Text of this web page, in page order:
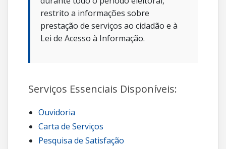
restrito a informações sobre
prestação de serviços ao cidadão e à
Lei de Acesso à Informação.
Serviços Essenciais Disponíveis:
Ouvidoria
Carta de Serviços
Pesquisa de Satisfação